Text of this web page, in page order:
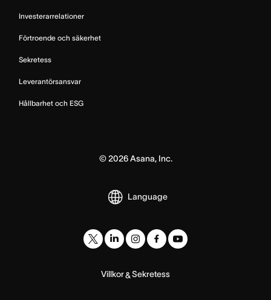
Investerarrelationer
Förtroende och säkerhet
Sekretess
Leverantörsansvar
Hållbarhet och ESG
© 2026Asana, Inc.
Language
Villkor&Sekretess